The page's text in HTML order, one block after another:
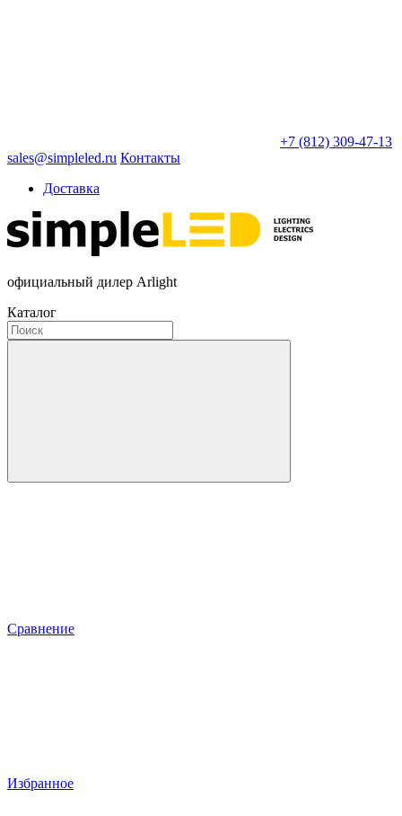
+7 (812) 309-47-13
sales@simpleled.ru Контакты
Доставка
официальный дилер Arlight
Каталог
Сравнение
Избранное